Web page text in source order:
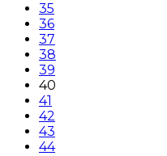
35
36
37
38
39
40
41
42
43
44